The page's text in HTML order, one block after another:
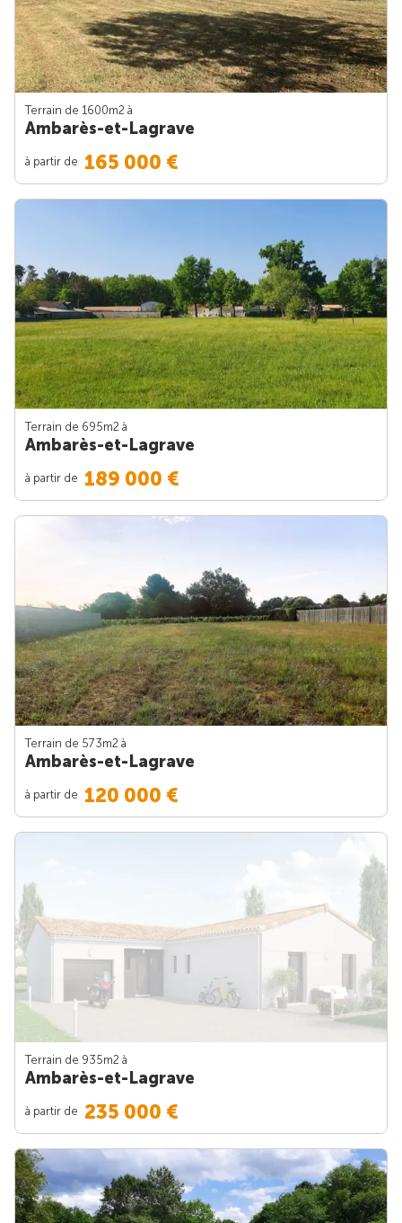
Terrain de 1600m2 à
Ambarès-et-Lagrave
à partir de 165 000 €
Terrain de 695m2 à
Ambarès-et-Lagrave
à partir de 189 000 €
Terrain de 573m2 à
Ambarès-et-Lagrave
à partir de 120 000 €
Terrain de 935m2 à
Ambarès-et-Lagrave
à partir de 235 000 €